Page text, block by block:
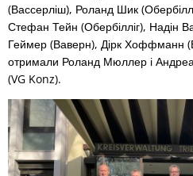
(Вассерліш), Роланд Шик
Стефан Тейн (Обербілліг), Надін
Геймер (Ваверн), Дірк Хоффманн
отримали Роланд Мюллер і
(VG Konz).